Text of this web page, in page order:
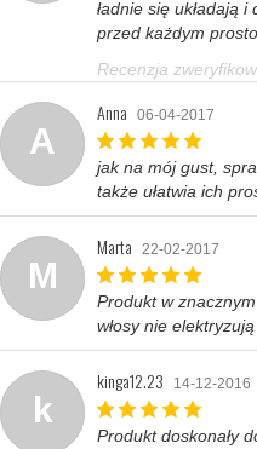
ładnie się układają
przed każdym
Recenzja
A
Anna 06-04-2017
jak na mój gust,
także ułatwia ich
M
Marta 22-02-2017
Produkt w
włosy nie
k
kinga12.23 14-12-2016
Produkt doskonały